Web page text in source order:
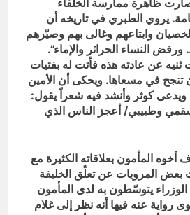
ظاهرة ممارسة الخلفاء
يروي الطبري في تاريخه أن
وابتاعهم وغالى بهم وصيّرهم
ورفض النساء الحرائر والإماء”.
ثنيه عن عادته هذه فأتت له بفتيات
تنجح في مسعاها. ويحكى أن الأمين
ويدعى كوثر وأنشد فيه شعراً يقول:
وطبيبي/ أعجز الناس الذي
المأمون بعلاقاته الكثيرة مع
بعض المرويات عن تعلّق الخليفة
يتوسّطون به لدى المأمون
رواية عنه فيها أنه نظر إلى غلام